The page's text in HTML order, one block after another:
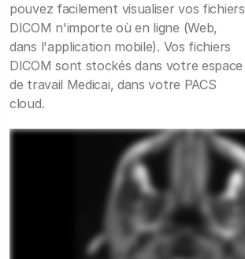
pouvez facilement visualiser vos fichiers
DICOM n'importe où en ligne (Web,
dans l'application mobile). Vos fichiers
DICOM sont stockés dans votre espace
de travail Medicai, dans votre PACS
cloud.